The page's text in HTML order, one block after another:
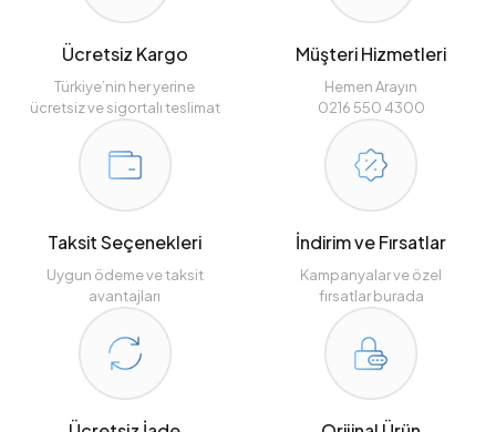
Ücretsiz Kargo
Türkiye’nin her yerine
ücretsiz ve sigortalı teslimat
Müşteri Hizmetleri
Hemen Arayın
0216 550 4300
Taksit Seçenekleri
Uygun ödeme ve taksit
avantajları
İndirim ve Fırsatlar
Kampanyalar ve özel
fırsatlar burada